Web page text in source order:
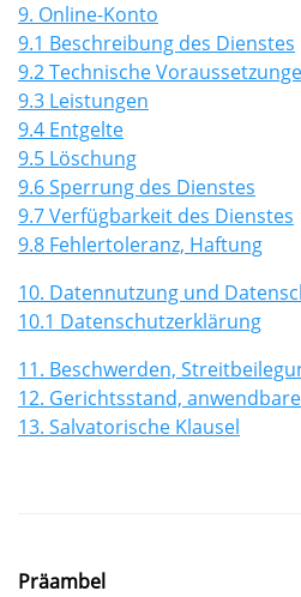
9. Online-Konto
9.1 Beschreibung des Dienstes
9.2 Technische
9.3 Leistungen
9.4 Entgelte
9.5 Löschung
9.6 Sperrung des Dienstes
9.7 Verfügbarkeit des Dienstes
9.8 Fehlertoleranz, Haftung
10. Datennutzung und
10.1 Datenschutzerklärung
11. Beschwerden,
12. Gerichtsstand,
13. Salvatorische Klausel
Präambel